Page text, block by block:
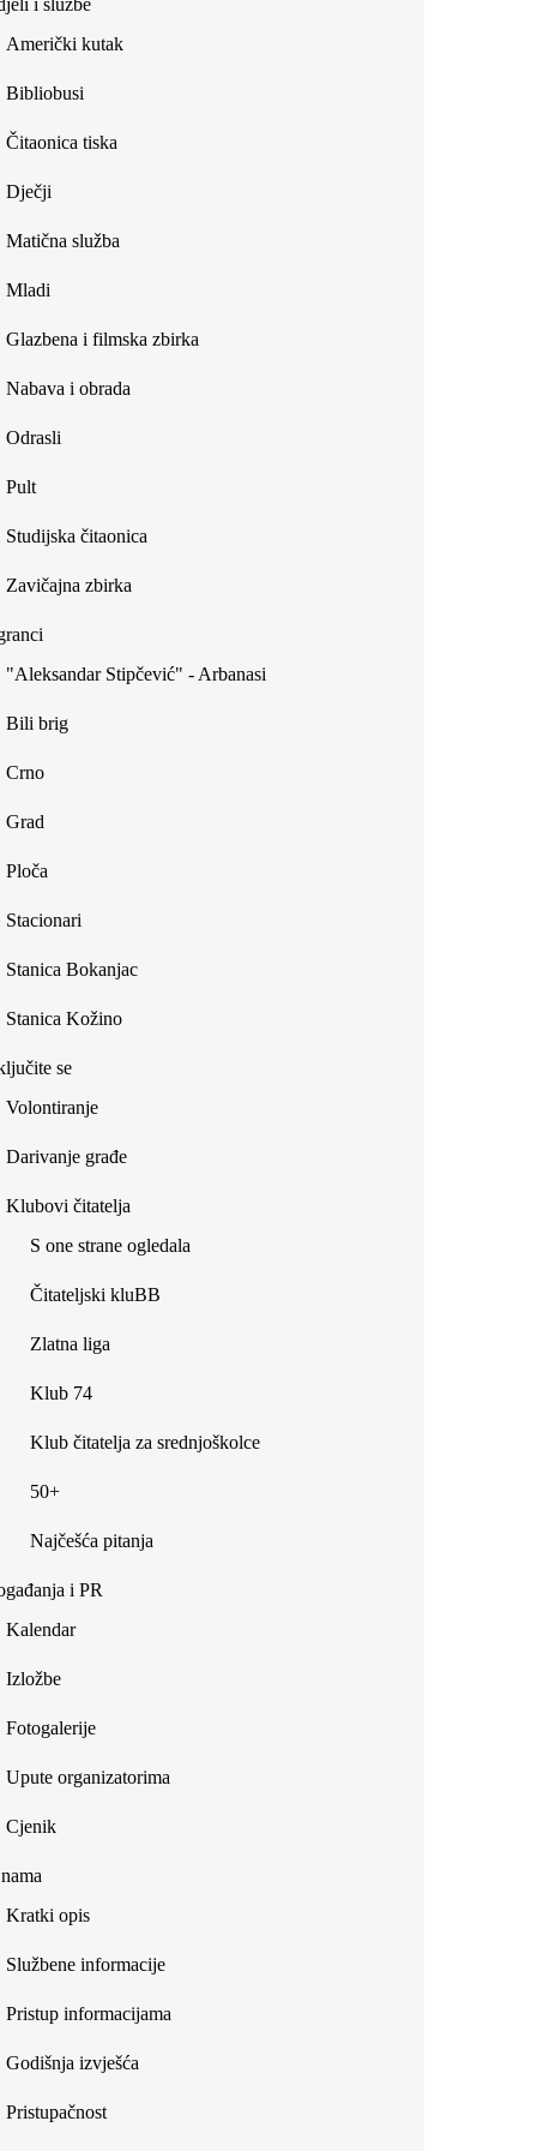
external)
i službe
Američki kutak
Bibliobusi
Čitaonica tiska
Dječji
Matična služba
Mladi
Glazbena i filmska zbirka
Nabava i obrada
Odrasli
Pult
Studijska čitaonica
Zavičajna zbirka
"Aleksandar Stipčević" - Arbanasi
Bili brig
Crno
Grad
Ploča
Stacionari
Stanica Bokanjac
Stanica Kožino
se
Volontiranje
Darivanje građe
Klubovi čitatelja
S one strane ogledala
Čitateljski kluBB
Zlatna liga
Klub 74
Klub čitatelja za srednjoškolce
50+
Najčešća pitanja
i PR
Kalendar
Izložbe
Fotogalerije
Upute organizatorima
Cjenik
Kratki opis
Službene informacije
Pristup informacijama
Godišnja izvješća
Pristupačnost